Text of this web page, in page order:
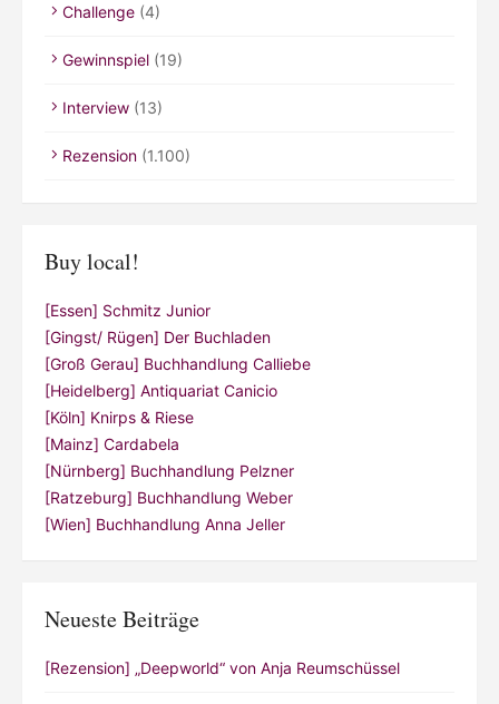
Challenge (4)
Gewinnspiel (19)
Interview (13)
Rezension (1.100)
Buy local!
[Essen] Schmitz Junior
[Gingst/ Rügen] Der Buchladen
[Groß Gerau] Buchhandlung Calliebe
[Heidelberg] Antiquariat Canicio
[Köln] Knirps & Riese
[Mainz] Cardabela
[Nürnberg] Buchhandlung Pelzner
[Ratzeburg] Buchhandlung Weber
[Wien] Buchhandlung Anna Jeller
Neueste Beiträge
[Rezension] „Deepworld“ von Anja Reumschüssel